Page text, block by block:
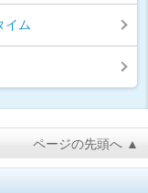
イム
ページの先頭へ ▲